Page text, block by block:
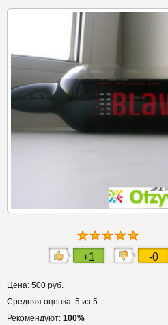
+1 -0
Цена: 500 руб.
Средняя оценка: 5 из 5
Рекомендуют: 100%